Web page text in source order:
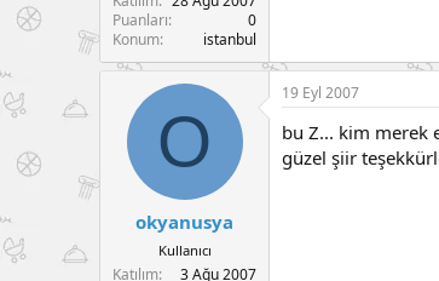
Puanları
0
Konum
istanbul
O
okyanusya
Kullanıcı
Katılım 3 Ağu 2007
19 Eyl 2007
bu Z... kim merek
güzel şiir